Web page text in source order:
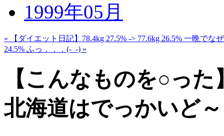
1999年05月
« 【ダイエット日記】78.4kg 27.5% -> 77.6kg 26.5% 一晩でな
24.5% ふっ．．．(-_-) »
【こんなものを○っ
北海道はでっかいど～